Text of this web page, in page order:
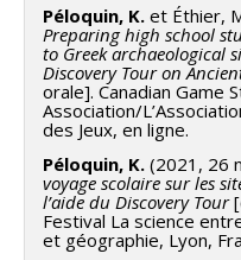
Péloquin, K. et Éthier,
Preparing high school
to Greek archaeological
Discovery Tour on
orale]. Canadian Game
Association/
des Jeux, en ligne.
Péloquin, K. (2021, 26
voyage scolaire sur les
l’aide du Discovery Tour
Festival La science
et géographie, Lyon,